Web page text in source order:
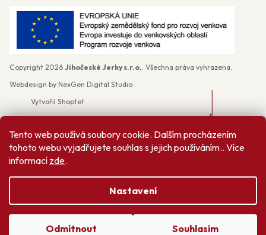
Tento web používá soubory cookie. Dalším procházením
tohoto webu vyjadřujete souhlas s jejich používáním.. Více
informací zde.
Nastavení
Odmítnout Souhlasím
Webdesign by NexGen Digital Studio
Vytvořil Shoptet
Copyright 2026 Jihočeské Jerky s.r.o. . Všechna práva vyhrazena.